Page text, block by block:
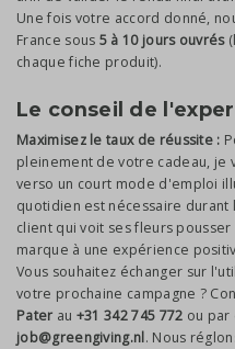
Une fois votre accord donné,
France sous 5 à 10 jours ouvrés
chaque fiche produit).
Le conseil de
Maximisez le taux de réussite :
pleinement de votre cadeau, je
verso un court mode d'emploi
quotidien est nécessaire durant
client qui voit ses fleurs
marque à une expérience
Vous souhaitez échanger sur
votre prochaine campagne ?
Pater au +31 342 745 772 ou par
job@greengiving.nl. Nous